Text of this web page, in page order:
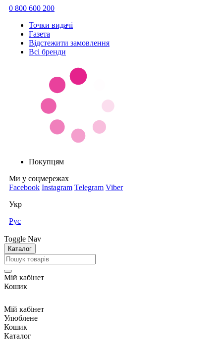
0 800 600 200
Точки видачi
Газета
Відстежити замовлення
Всі бренди
Покупцям
Ми у соцмережах
Facebook Instagram Telegram Viber
Укр
Рус
Toggle Nav
Каталог
Мій кабінет
Кошик
Мій кабінет
Улюблене
Кошик
Каталог